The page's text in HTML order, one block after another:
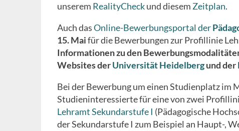
unserem RealityCheckund diesem Zeitplan.
Auch dasOnline-Bewerbungsportal der
15. Maifür die Bewerbungen zur Profillinie
Informationen zu den
Websites derUniversität Heidelbergund der
Bei der Bewerbung um einen Studienplatz im
Studieninteressierte für eine von zwei
Lehramt Sekundarstufe I (Pädagogische
der Sekundarstufe I zum Beispiel an Haupt-,